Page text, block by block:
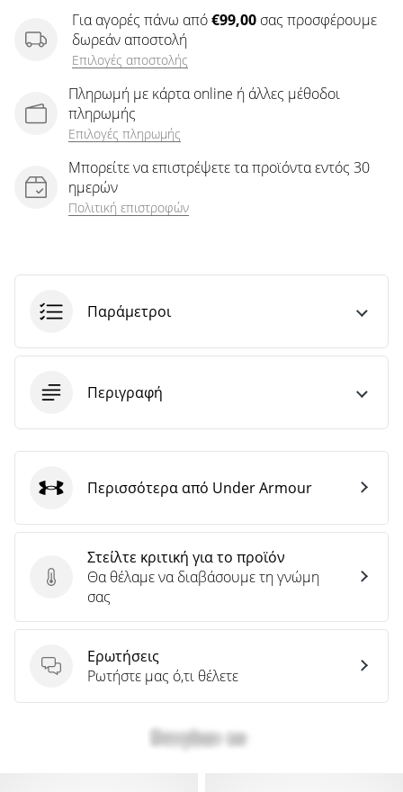
Για αγορές πάνω από€99,00 σας προσφέρουμε
δωρεάν αποστολή
Επιλογές αποστολής
Πληρωμή με κάρτα online ή άλλες μέθοδοι
πληρωμής
Επιλογές πληρωμής
Μπορείτε να επιστρέψετε τα προϊόντα εντός 30
ημερών
Πολιτική επιστροφών
Παράμετροι
Περιγραφή
Στείλτε κριτική για το προϊόν
Στείλτε κριτική για το προϊόν
Θα θέλαμε να διαβάσουμε τη γνώμη
σας
Ερωτήσεις
Ερωτήσεις
Ρωτήστε μας ό,τι θέλετε
Under Armour
Περισσότερα από Under Armour